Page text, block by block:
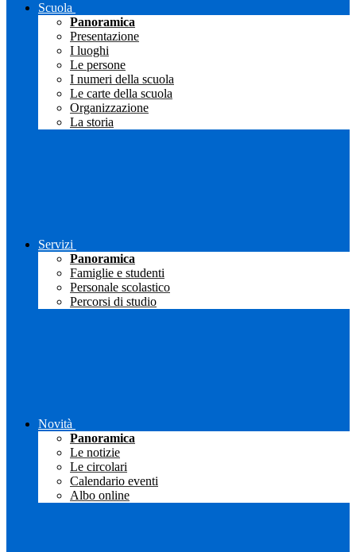
Scuola
Panoramica
Presentazione
I luoghi
Le persone
I numeri della scuola
Le carte della scuola
Organizzazione
La storia
Servizi
Panoramica
Famiglie e studenti
Personale scolastico
Percorsi di studio
Novità
Panoramica
Le notizie
Le circolari
Calendario eventi
Albo online